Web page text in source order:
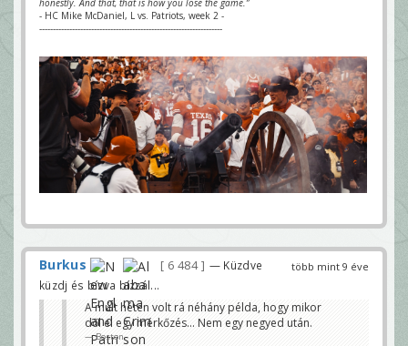
honestly. And that, that is how you lose the game.”
- HC Mike McDaniel, L vs. Patriots, week 2 -
-------------------------------------------------------------------
több mint 9 éve
Burkus 6 484
— Küzdve
küzdj és bízva bízzál...
A múlt héten volt rá néhány példa, hogy mikor
dől el egy mérkőzés... Nem egy negyed után.
Boston